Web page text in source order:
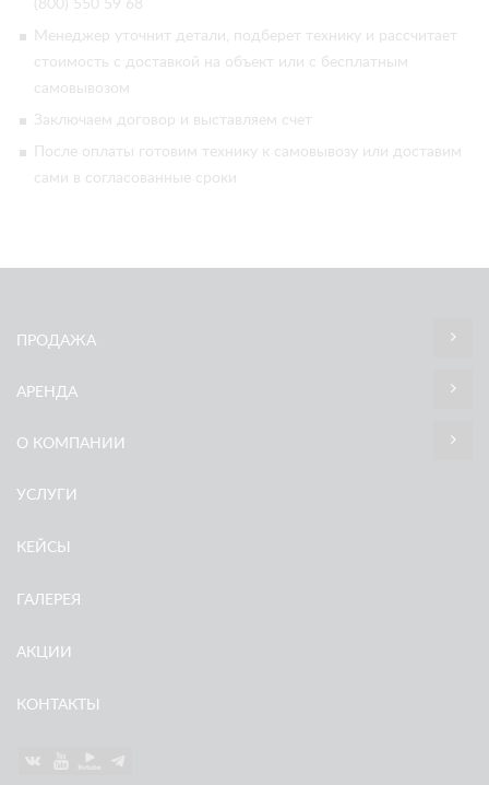
(800) 550 59 68
Менеджер уточнит детали, подберет технику и рассчитает
стоимость с доставкой на объект или с бесплатным
самовывозом
Заключаем договор и выставляем счет
После оплаты готовим технику к самовывозу или доставим
сами в согласованные сроки
ПРОДАЖА
АРЕНДА
О КОМПАНИИ
УСЛУГИ
КЕЙСЫ
ГАЛЕРЕЯ
АКЦИИ
КОНТАКТЫ